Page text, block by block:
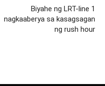
Biyahe ng LRT-line 1
nagkaaberya sa kasagsagan
ng rush hour